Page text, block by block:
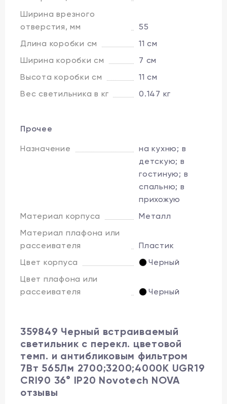
Ширина врезного
отверстия, мм
55
Длина коробки см
11 см
Ширина коробки см
7 см
Высота коробки см
11 см
Вес светильника в кг
0.147 кг
Прочее
Назначение
на кухню; в
детскую; в
гостиную; в
спальню; в
прихожую
Материал корпуса
Металл
Материал плафона или
рассеивателя
Пластик
Цвет корпуса
Черный
Цвет плафона или
рассеивателя
Черный
359849 Черный встраиваемый
светильник с перекл. цветовой
темп. и антибликовым фильтром
7Вт 565Лм 2700;3200;4000К UGR19
CRI90 36° IP20 Novotech NOVA
отзывы